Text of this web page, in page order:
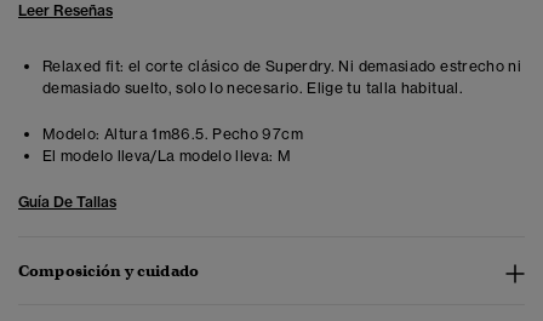
Leer Reseñas
Relaxed fit: el corte clásico de Superdry. Ni demasiado estrecho ni
demasiado suelto, solo lo necesario. Elige tu talla habitual.
Modelo: Altura 1m86.5. Pecho 97cm
El modelo lleva/La modelo lleva: M
Guía De Tallas
Composición y cuidado